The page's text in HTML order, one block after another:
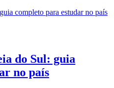
do Sul: guia
no país